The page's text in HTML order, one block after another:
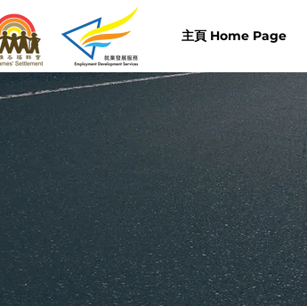
主頁 Home Page